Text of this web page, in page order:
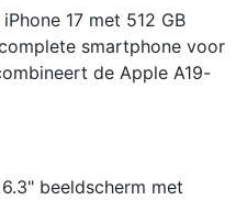
17 met 512 GB
smartphone voor
de Apple A19-
beeldscherm met